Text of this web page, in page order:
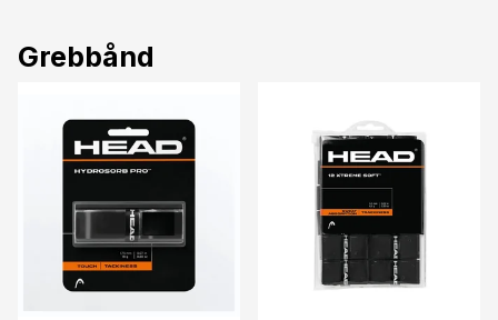
Grebbånd